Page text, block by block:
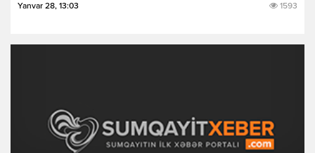
Yanvar 28, 13:03 1593